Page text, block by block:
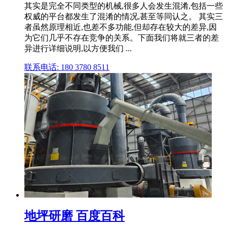
其实是完全不同类型的机械,很多人会发生混淆,包括一些
权威的平台都发生了混淆的情况,甚至等同认之。 其实三
者虽然原理相近,也差不多功能,但却存在较大的差异,因
为它们几乎不存在竞争的关系。下面我们将就三者的差
异进行详细说明,以方便我们 ...
联系电话: 180 3780 8511
地坪研磨 百度百科